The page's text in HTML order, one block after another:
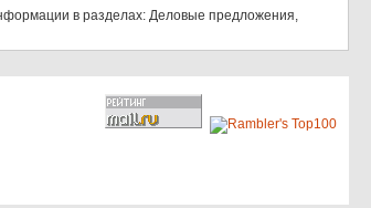
в разделах: Деловые предложения,